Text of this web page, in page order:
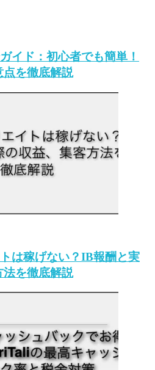
イド：初心者でも簡単！
を徹底解説
は稼げない？IB報酬と実
法を徹底解説